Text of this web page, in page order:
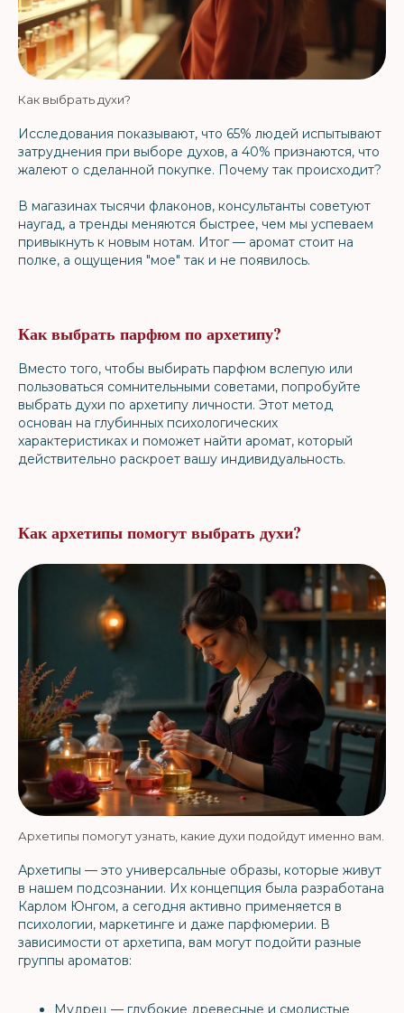
Как выбрать духи?
Исследования показывают, что 65% людей испытывают
затруднения при выборе духов, а 40% признаются, что
жалеют о сделанной покупке. Почему так происходит?
В магазинах тысячи флаконов, консультанты советуют
наугад, а тренды меняются быстрее, чем мы успеваем
привыкнуть к новым нотам. Итог — аромат стоит на
полке, а ощущения "мое" так и не появилось.
Как выбрать парфюм по архетипу?
Вместо того, чтобы выбирать парфюм вслепую или
пользоваться сомнительными советами, попробуйте
выбрать духи по архетипу личности. Этот метод
основан на глубинных психологических
характеристиках и поможет найти аромат, который
действительно раскроет вашу индивидуальность.
Как архетипы помогут выбрать духи?
Архетипы помогут узнать, какие духи подойдут именно вам.
Архетипы — это универсальные образы, которые живут
в нашем подсознании. Их концепция была разработана
Карлом Юнгом, а сегодня активно применяется в
психологии, маркетинге и даже парфюмерии. В
зависимости от архетипа, вам могут подойти разные
группы ароматов:
Мудрец — глубокие древесные и смолистые